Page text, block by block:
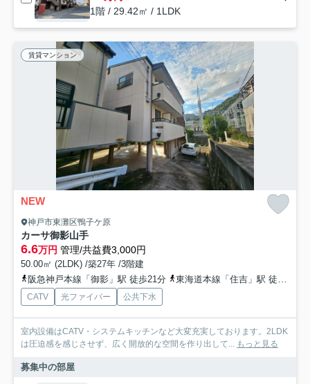
1階 / 29.42㎡ / 1LDK
賃貸マンション
NEW
神戸市東灘区鴨子ケ原
カーサ御影山手
6.6万円 管理/共益費3,000円
50.00㎡ (2LDK) /築27年 /3階建
阪急神戸本線「御影」駅 徒歩21分
東海道本線「住吉」駅 徒歩33分
CATV 光ファイバー 公共下水
室内設備はCATV・システムキッチンなど大変充実しております。2LDK
は圧迫感を感じさせず、広く開放的な空間を作り出して... もっと見る
募集中の部屋